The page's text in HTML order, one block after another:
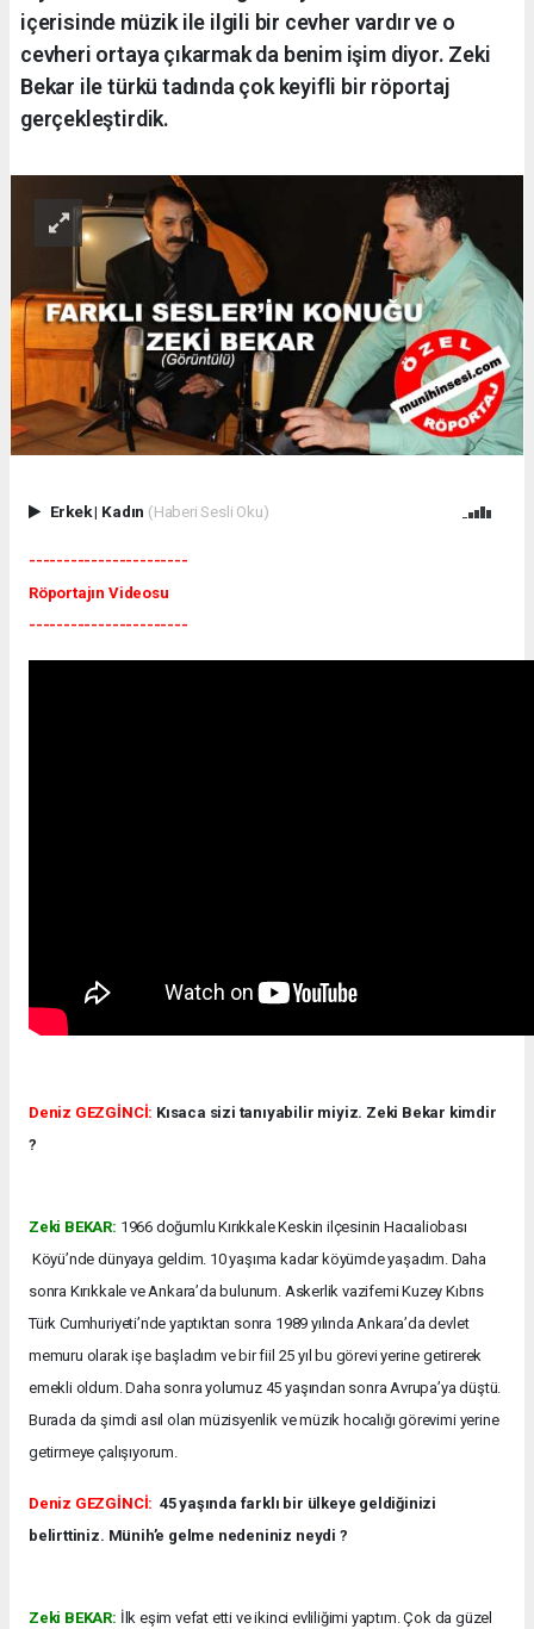
içerisinde müzik ile ilgili bir cevher vardır ve o
cevheri ortaya çıkarmak da benim işim diyor. Zeki
Bekar ile türkü tadında çok keyifli bir röportaj
gerçekleştirdik.
Erkek| Kadın (Haberi Sesli Oku)
-----------------------
Röportajın Videosu
-----------------------
Deniz GEZGİNCİ: Kısaca sizi tanıyabilir miyiz. Zeki Bekar kimdir
?
Zeki BEKAR: 1966 doğumlu Kırıkkale Keskin ilçesinin Hacıaliobası
Köyü’nde dünyaya geldim. 10 yaşıma kadar köyümde yaşadım. Daha
sonra Kırıkkale ve Ankara’da bulunum. Askerlik vazifemi Kuzey Kıbrıs
Türk Cumhuriyeti’nde yaptıktan sonra 1989 yılında Ankara’da devlet
memuru olarak işe başladım ve bir fiil 25 yıl bu görevi yerine getirerek
emekli oldum. Daha sonra yolumuz 45 yaşından sonra Avrupa’ya düştü.
Burada da şimdi asıl olan müzisyenlik ve müzik hocalığı görevimi yerine
getirmeye çalışıyorum.
Deniz GEZGİNCİ: 45 yaşında farklı bir ülkeye geldiğinizi
belirttiniz. Münih’e gelme nedeniniz neydi ?
Zeki BEKAR: İlk eşim vefat etti ve ikinci evliliğimi yaptım. Çok da güzel